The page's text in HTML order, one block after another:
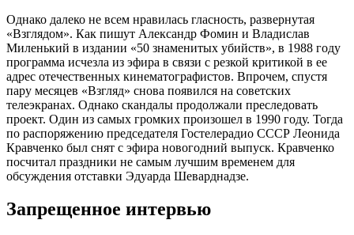
Однако далеко не всем нравилась гласность, развернутая
«Взглядом». Как пишут Александр Фомин и Владислав
Миленький в издании «50 знаменитых убийств», в 1988 году
программа исчезла из эфира в связи с резкой критикой в ее
адрес отечественных кинематографистов. Впрочем, спустя
пару месяцев «Взгляд» снова появился на советских
телеэкранах. Однако скандалы продолжали преследовать
проект. Один из самых громких произошел в 1990 году. Тогда
по распоряжению председателя Гостелерадио СССР Леонида
Кравченко был снят с эфира новогодний выпуск. Кравченко
посчитал праздники не самым лучшим временем для
обсуждения отставки Эдуарда Шеварднадзе.
Запрещенное интервью